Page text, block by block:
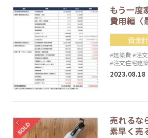
もう一度
費用編〈
資金
#建築費 #注
#注文住宅建
2023.08.18
売れるな
素早く売